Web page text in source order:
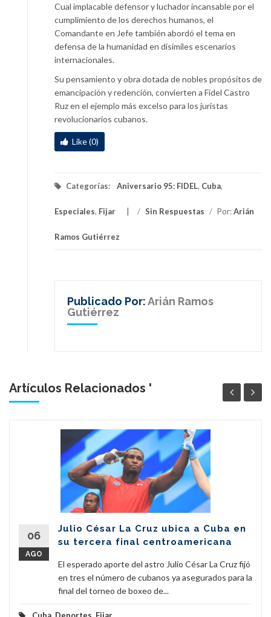
Cual implacable defensor y luchador incansable por el
cumplimiento de los derechos humanos, el
Comandante en Jefe también abordó el tema en
defensa de la humanidad en disímiles escenarios
internacionales.
Su pensamiento y obra dotada de nobles propósitos de
emancipación y redención, convierten a Fidel Castro
Ruz en el ejemplo más excelso para los juristas
revolucionarios cubanos.
Like (0)
Categorías: Aniversario 95: FIDEL, Cuba,
Especiales, Fijar / Sin Respuestas / Por:Arián
Ramos Gutiérrez
Publicado Por:Arián Ramos
Gutiérrez
Artículos Relacionados '
06
AGO
Julio César La Cruz ubica a Cuba en
su tercera final centroamericana
El esperado aporte del astro Julio César La Cruz fijó
en tres el número de cubanos ya asegurados para la
final del torneo de boxeo de...